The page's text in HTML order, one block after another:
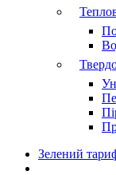
Зелений